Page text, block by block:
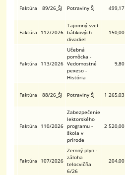
Faktúra 89/26_ŠJ Potraviny ŠJ 499,17
Faktúra 112/2026
Tajomný svet
bábkových
divadiel
150,00
Faktúra 113/2026
Učebná
pomôcka -
Vedomostné
pexeso -
História
9,80
Faktúra 88/26_ŠJ Potraviny ŠJ 1 265,03
Faktúra 110/2026
Zabezpečenie
lektorského
programu -
škola v
prírode
2 520,00
Faktúra 107/2026
Zemný plyn -
záloha
telocvičňa
6/26
204,00